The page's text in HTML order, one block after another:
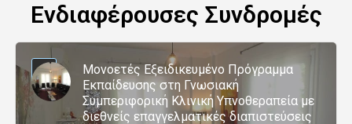
Ενδιαφέρουσες Συνδρομές
Μονοετές Εξειδικευμένο Πρόγραμμα
Εκπαίδευσης στη Γνωσιακή
Συμπεριφορική Κλινική Υπνοθεραπεία με
διεθνείς επαγγελματικές διαπιστεύσεις